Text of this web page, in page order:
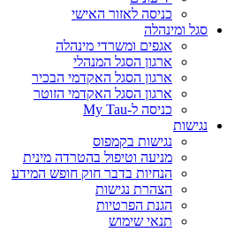
כניסה לאזור האישי
סגל ומינהלה
אגפים ומשרדי מינהלה
ארגון הסגל המנהלי
ארגון הסגל האקדמי הבכיר
ארגון הסגל האקדמי הזוטר
כניסה ל-My Tau
נגישות
נגישות בקמפוס
מניעה וטיפול בהטרדה מינית
הנחיות בדבר חוק חופש המידע
הצהרת נגישות
הגנת הפרטיות
תנאי שימוש